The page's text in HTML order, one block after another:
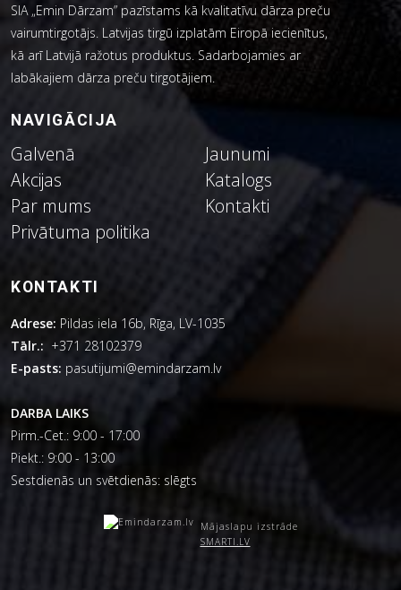
SIA „Emin Dārzam” pazīstams kā kvalitatīvu dārza preču
vairumtirgotājs. Latvijas tirgū izplatām Eiropā iecienītus,
kā arī Latvijā ražotus produktus. Sadarbojamies ar
labākajiem dārza preču tirgotājiem.
NAVIGĀCIJA
Galvenā
Jaunumi
Akcijas
Katalogs
Par mums
Kontakti
Privātuma politika
KONTAKTI
Adrese: Pildas iela 16b, Rīga, LV-1035
Tālr.: +371 28102379
E-pasts: pasutijumi@emindarzam.lv
DARBA LAIKS
Pirm.-Cet.: 9:00 - 17:00
Piekt.: 9:00 - 13:00
Sestdienās un svētdienās: slēgts
Mājaslapu izstrāde
SMARTI.LV